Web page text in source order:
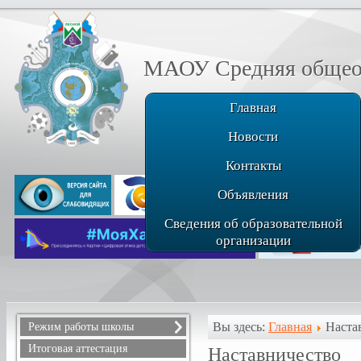
МАОУ Средняя
Главная
Новости
Контакты
Объявления
Сведения об образовательной
организации
Режим работы школы
Расписание звонков
Итоговая аттестация
Вы здесь: Главная
Наставничество